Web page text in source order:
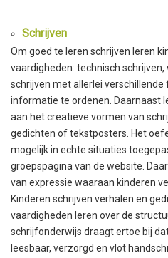
Schrijven
Om goed te leren schrijven leren
vaardigheden: technisch
schrijven met allerlei
informatie te ordenen. Daarnaast
aan het creatieve vormen van
gedichten of tekstposters. Het
mogelijk in echte situaties
groepspagina van de website.
van expressie waaraan kinderen
Kinderen schrijven verhalen en
vaardigheden leren over de
schrijfonderwijs draagt ertoe bij
leesbaar, verzorgd en vlot